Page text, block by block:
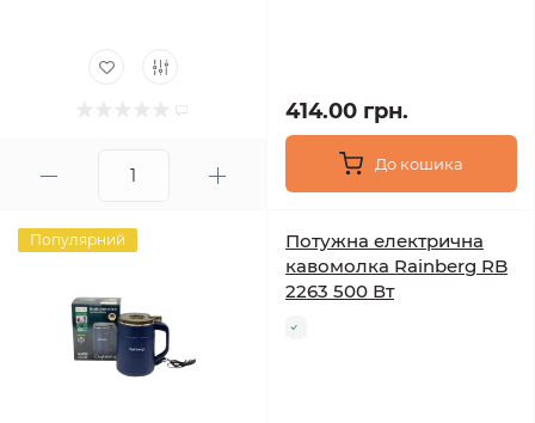
414.00 грн.
До кошика
Популярний
Потужна електрична
кавомолка Rainberg RB
2263 500 Вт